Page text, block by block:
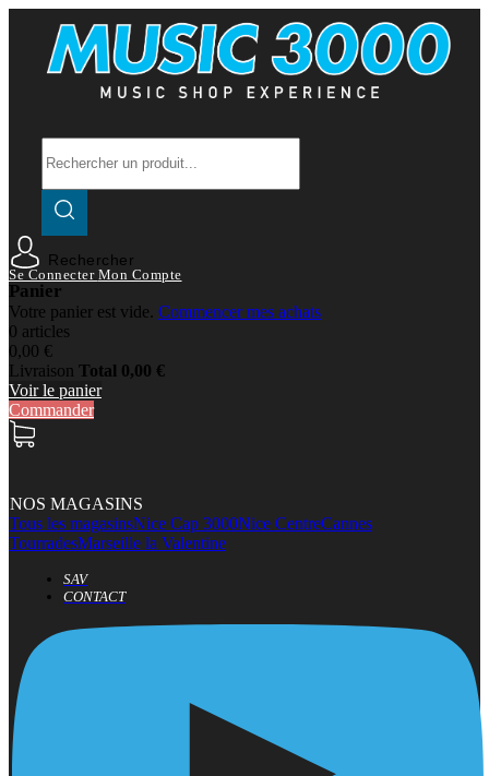
Rechercher
Se Connecter Mon Compte
Panier
Votre panier est vide. Commencer mes achats
0 articles
0,00 €
Livraison Total 0,00 €
Voir le panier
Commander
NOS MAGASINS
Tous les magasinsNice Cap 3000Nice CentreCannes
TourradesMarseille la Valentine
SAV
CONTACT